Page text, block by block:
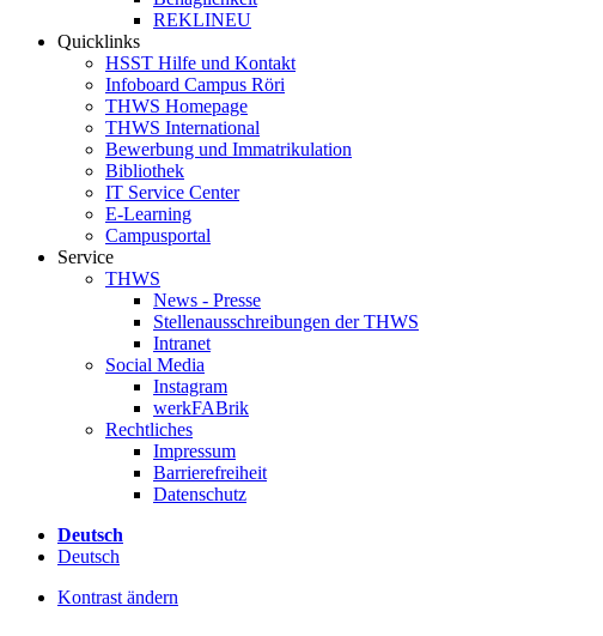
REKLINEU
Quicklinks
HSST Hilfe und Kontakt
Infoboard Campus Röri
THWS Homepage
THWS International
Bewerbung und Immatrikulation
Bibliothek
IT Service Center
E-Learning
Campusportal
Service
THWS
News - Presse
Stellenausschreibungen der THWS
Intranet
Social Media
Instagram
werkFABrik
Rechtliches
Impressum
Barrierefreiheit
Datenschutz
Deutsch
Deutsch
Kontrast ändern